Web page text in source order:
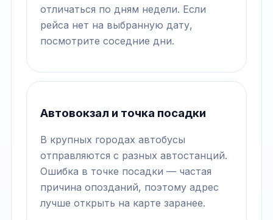
отличаться по дням недели. Если
рейса нет на выбранную дату,
посмотрите соседние дни.
Автовокзал и точка посадки
В крупных городах автобусы
отправляются с разных автостанций.
Ошибка в точке посадки — частая
причина опозданий, поэтому адрес
лучше открыть на карте заранее.